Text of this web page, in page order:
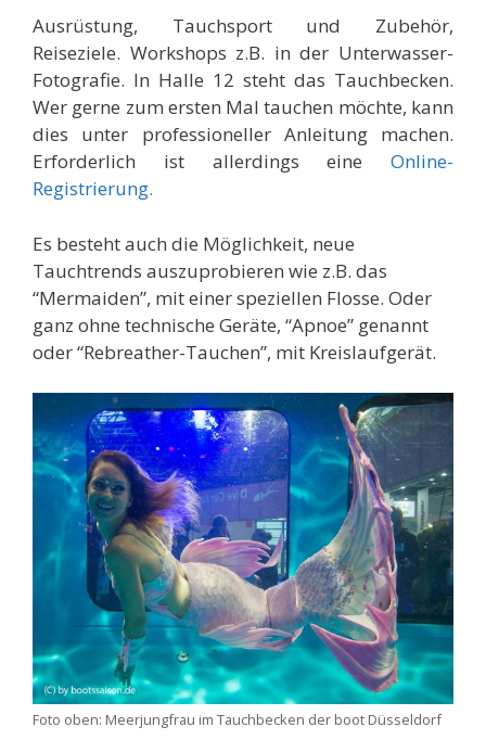
Ausrüstung, Tauchsport und Zubehör,
Reiseziele. Workshops z.B. in der Unterwasser-
Fotografie. In Halle 12 steht das Tauchbecken.
Wer gerne zum ersten Mal tauchen möchte, kann
dies unter professioneller Anleitung machen.
Erforderlich ist allerdings eine Online-
Registrierung.
Es besteht auch die Möglichkeit, neue
Tauchtrends auszuprobieren wie z.B. das
“Mermaiden”, mit einer speziellen Flosse. Oder
ganz ohne technische Geräte, “Apnoe” genannt
oder “Rebreather-Tauchen”, mit Kreislaufgerät.
Foto oben: Meerjungfrau im Tauchbecken der boot Düsseldorf